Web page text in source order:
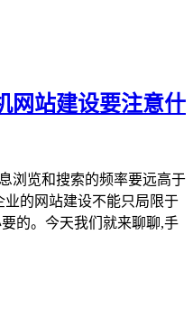
网站建设要注意什
浏览和搜索的频率要远高于
的网站建设不能只局限于
的。今天我们就来聊聊,手